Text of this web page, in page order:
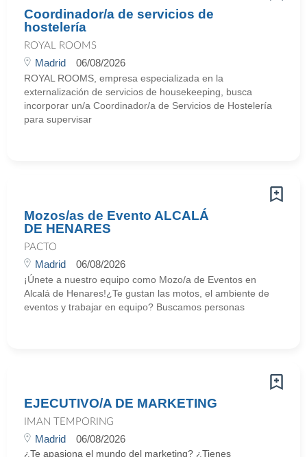
Coordinador/a de servicios de
hostelería
ROYAL ROOMS
Madrid 06/08/2026
ROYAL ROOMS, empresa especializada en la
externalización de servicios de housekeeping, busca
incorporar un/a Coordinador/a de Servicios de Hostelería
para supervisar
Mozos/as de Evento ALCALÁ
DE HENARES
PACTO
Madrid 06/08/2026
¡Únete a nuestro equipo como Mozo/a de Eventos en
Alcalá de Henares!¿Te gustan las motos, el ambiente de
eventos y trabajar en equipo? Buscamos personas
EJECUTIVO/A DE MARKETING
IMAN TEMPORING
Madrid 06/08/2026
¿Te apasiona el mundo del marketing? ¿Tienes